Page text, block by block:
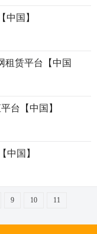
中国】
租赁平台【中国
台【中国】
中国】
9 10
11